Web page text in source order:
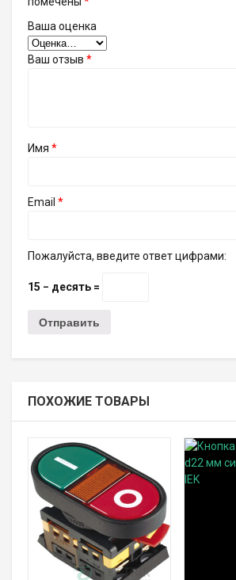
Ваша оценка
Ваш отзыв *
Имя *
Email *
Пожалуйста, введите ответ цифрами:
15 − десять =
ПОХОЖИЕ ТОВАРЫ